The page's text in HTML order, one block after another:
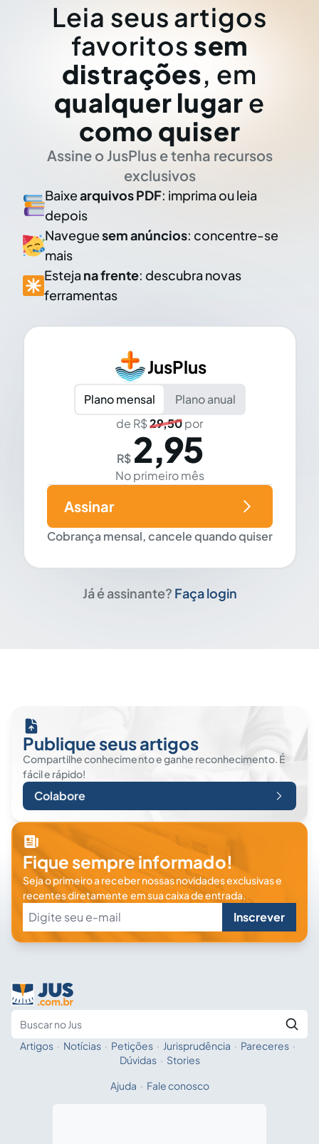
Leia seus artigos
favoritos sem
distrações, em
qualquer lugar e
como quiser
Assine o JusPlus e tenha recursos
exclusivos
Baixearquivos PDF: imprima ou leia
depois
Naveguesem anúncios: concentre-se
mais
Esteja na frente: descubra novas
ferramentas
JusPlus
Plano mensal
Plano anual
de R$29,50por
R$ 2,95
No primeiro mês
Cobrança mensal, cancele quando quiser
Assinar
Já é assinante? Faça login
Publique seus artigos
Compartilhe conhecimento e ganhe reconhecimento. É
fácil e rápido!
Colabore
Fique sempre informado!
Seja o primeiro a receber nossas novidades exclusivas e
recentes diretamente em sua caixa de entrada.
Inscrever
Fale com a IA
Artigos · Notícias · Petições · Jurisprudência · Pareceres ·
Dúvidas · Stories
Ajuda · Fale conosco